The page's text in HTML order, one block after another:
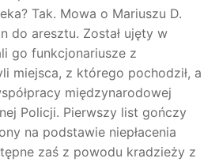
Tak. Mowa o Mariuszu D.
do aresztu. Został ujęty w
go funkcjonariusze z
miejsca, z którego pochodził, a
międzynarodowej
Policji. Pierwszy list gończy
na podstawie niepłacenia
zaś z powodu kradzieży z